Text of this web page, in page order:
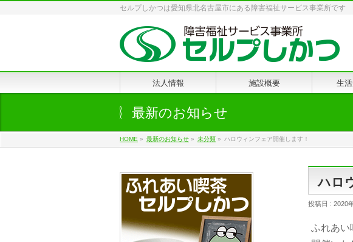
セルプしかつは愛知県北名古屋市にある障害福祉サービス事業所です
法人情報 施設概要 生
最新のお知らせ
HOME » 最新のお知らせ » 未分類 » ハロウィンフェア開催します！
ハロ
投稿日 : 2020
ふれあい